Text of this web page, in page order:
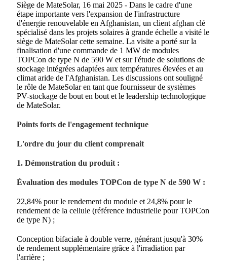
Siège de MateSolar, 16 mai 2025 - Dans le cadre d'une
étape importante vers l'expansion de l'infrastructure
d'énergie renouvelable en Afghanistan, un client afghan clé
spécialisé dans les projets solaires à grande échelle a visité le
siège de MateSolar cette semaine. La visite a porté sur la
finalisation d'une commande de 1 MW de modules
TOPCon de type N de 590 W et sur l'étude de solutions de
stockage intégrées adaptées aux températures élevées et au
climat aride de l'Afghanistan. Les discussions ont souligné
le rôle de MateSolar en tant que fournisseur de systèmes
PV-stockage de bout en bout et le leadership technologique
de MateSolar.
Points forts de l'engagement technique
L'ordre du jour du client comprenait
1. Démonstration du produit :
Évaluation des modules TOPCon de type N de 590 W :
22,84% pour le rendement du module et 24,8% pour le
rendement de la cellule (référence industrielle pour TOPCon
de type N) ;
Conception bifaciale à double verre, générant jusqu'à 30%
de rendement supplémentaire grâce à l'irradiation par
l'arrière ;